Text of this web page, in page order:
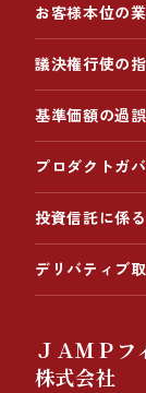
お客様本位の
議決権行使の
基準価額の過
プロダクトガ
投資信託に係
デリバティブ
ＪＡＭＰフ
株式会社